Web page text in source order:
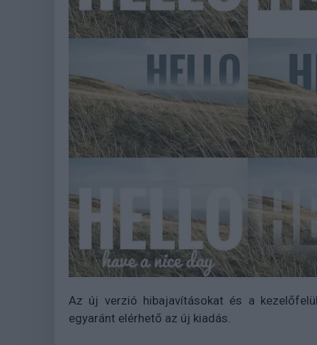
Az új verzió hibajavításokat és a
egyaránt elérhető az új kiadás.